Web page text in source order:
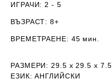
ИГРАЧИ: 2 - 5
ВЪЗРАСТ: 8+
ВРЕМЕТРАЕНЕ: 45 мин.
РАЗМЕРИ: 29.5 х 29.5 х 7.5
ЕЗИК: АНГЛИЙСКИ